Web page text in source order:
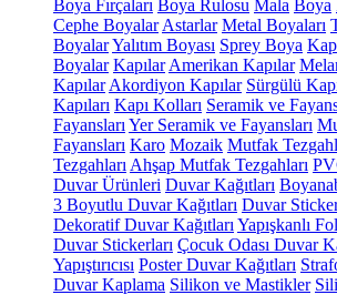
Boya Fırçaları Boya Rulosu Mala Boya
Cephe Boyalar Astarlar Metal Boyaları
BoyalarYalıtım Boyası Sprey Boya
Boyalar Kapılar Amerikan Kapılar
Kapılar Akordiyon Kapılar Sürgülü
Kapıları Kapı Kolları Seramik ve
Fayansları Yer Seramik ve Fayansları
Fayansları Karo Mozaik Mutfak
Tezgahları Ahşap Mutfak Tezgahları
Duvar Ürünleri Duvar Kağıtları
3 Boyutlu Duvar Kağıtları Duvar
Dekoratif Duvar Kağıtları Yapışkanlı
Duvar Stickerları Çocuk Odası Duvar
Yapıştırıcısı Poster Duvar Kağıtları
Duvar Kaplama Silikon ve Mastikler